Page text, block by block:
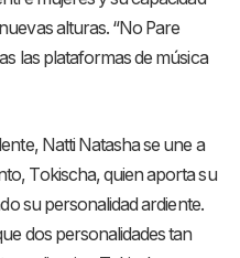
alturas. “No Pare
las plataformas de música
Natti Natasha se une a
Tokischa, quien aporta su
su personalidad ardiente.
dos personalidades tan